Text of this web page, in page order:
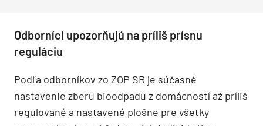
Odborníci upozorňujú na príliš prísnu
reguláciu
Podľa odborníkov zo ZOP SR je súčasné
nastavenie zberu bioodpadu z domácností až príliš
regulované a nastavené plošne pre všetky